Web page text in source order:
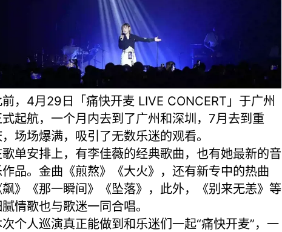
，4月29日「痛快开麦 LIVE CONCERT」于广州
起航，一个月内去到了广州和深圳，7月去到重
场场爆满，吸引了无数乐迷的观看。
单安排上，有李佳薇的经典歌曲，也有她最新的音
品。金曲《煎熬》《大火》，还有新专中的热曲
》《那一瞬间》《坠落》，此外，《别来无恙》等
情歌也与歌迷一同合唱。
个人巡演真正能做到和乐迷们一起“痛快开麦”，一